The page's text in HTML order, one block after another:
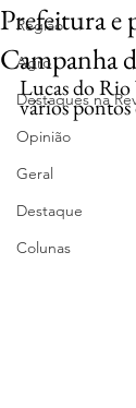
Região
Agro
Destaques na
Opinião
Geral
Destaque
Colunas
Prefeitura e
Campanha
Lucas do Rio
vários pontos